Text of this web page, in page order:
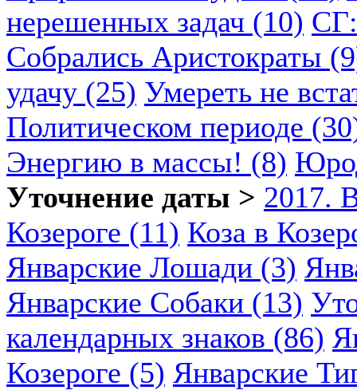
нерешенных задач (10)
Собрались Аристократы
удачу (25) Умереть не
Политическом периоде
Энергию в массы! (8)
Уточнение даты > 2017.
Козероге (11) Коза в
Январские Лошади (3)
Январские Собаки (13)
календарных знаков (86)
Козероге (5) Январские